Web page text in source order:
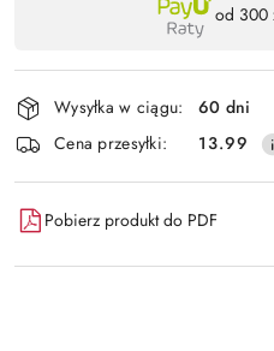
płatność
i
dostawa
od 300
Wysyłka w ciągu:
60 dni
Cena przesyłki:
13.99
Pobierz produkt do PDF